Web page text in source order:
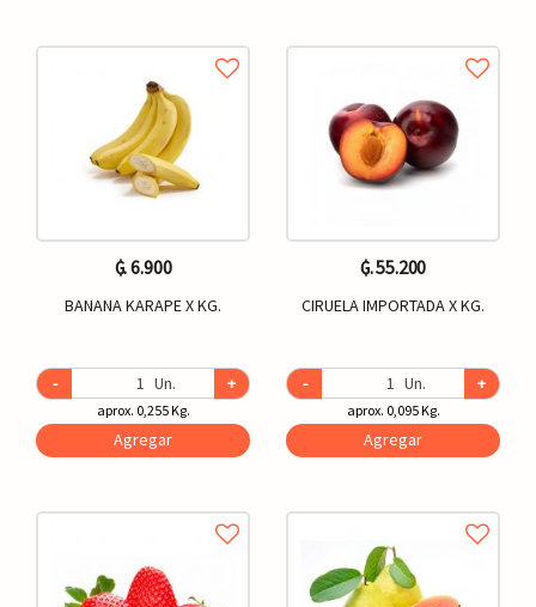
₲. 6.900
BANANA KARAPE X KG.
- Un. +
aprox. 0,255 Kg.
Agregar
₲. 55.200
CIRUELA IMPORTADA X KG.
- Un. +
aprox. 0,095 Kg.
Agregar